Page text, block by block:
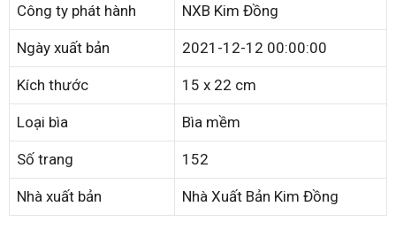
Công ty phát hành NXB Kim Đồng
Ngày xuất bản 2021-12-12 00:00:00
Kích thước 15 x 22 cm
Loại bìa Bìa mềm
Số trang 152
Nhà xuất bản Nhà Xuất Bản Kim Đồng